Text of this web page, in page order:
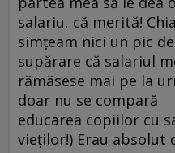
salariu, că merită!
simțeam nici un pic de
supărare că salariul
rămăsese mai pe la
doar nu se compară
educarea copiilor cu
vieților!) Erau absolut